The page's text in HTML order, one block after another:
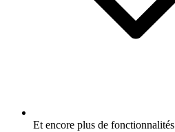
Et encore plus de fonctionnalités